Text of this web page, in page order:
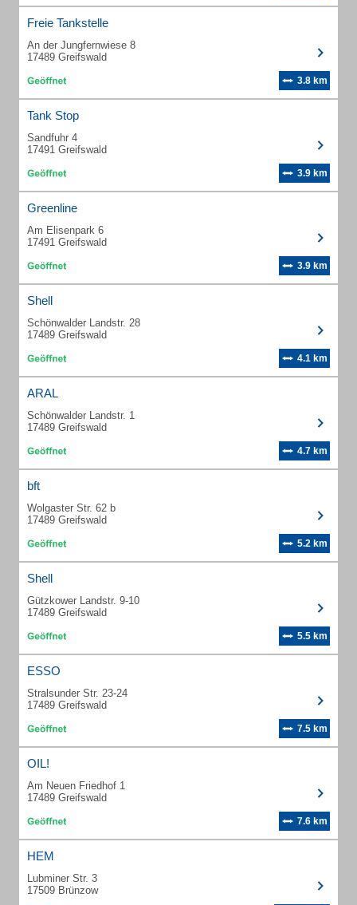
Freie Tankstelle
An der Jungfernwiese 8
17489 Greifswald
3.8 km
Tank Stop
Sandfuhr 4
17491 Greifswald
3.9 km
Greenline
Am Elisenpark 6
17491 Greifswald
3.9 km
Shell
Schönwalder Landstr. 28
17489 Greifswald
4.1 km
ARAL
Schönwalder Landstr. 1
17489 Greifswald
4.7 km
bft
Wolgaster Str. 62 b
17489 Greifswald
5.2 km
Shell
Gützkower Landstr. 9-10
17489 Greifswald
5.5 km
ESSO
Stralsunder Str. 23-24
17489 Greifswald
7.5 km
OIL!
Am Neuen Friedhof 1
17489 Greifswald
7.6 km
HEM
Lubminer Str. 3
17509 Brünzow